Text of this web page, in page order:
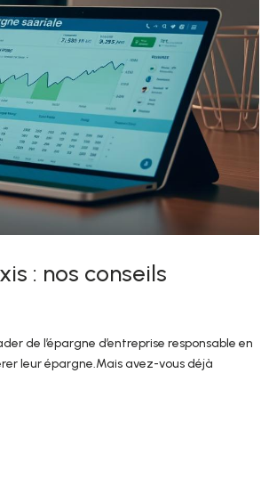
: nos conseils
de l’épargne d’entreprise responsable en
leur épargne.Mais avez-vous déjà